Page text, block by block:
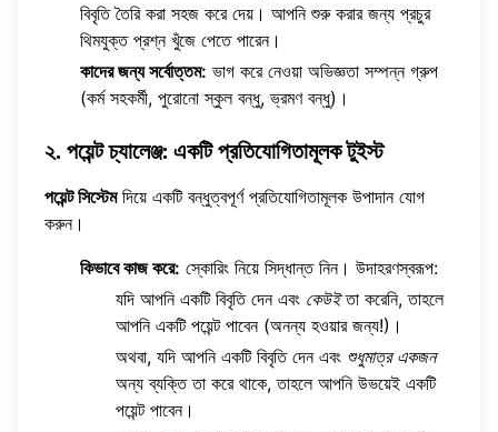
বিবৃতি তৈরি করা সহজ করে দেয়। আপনি শুরু করার জন্য প্রচুর
থিমযুক্ত প্রশ্নখুঁজে পেতে পারেন।
কাদের জন্য সর্বোত্তম: ভাগ করে নেওয়া অভিজ্ঞতা সম্পন্ন গ্রুপ
(কর্ম সহকর্মী, পুরোনো স্কুল বন্ধু, ভ্রমণ বন্ধু)।
২. পয়েন্ট চ্যালেঞ্জ: একটি প্রতিযোগিতামূলক টুইস্ট
পয়েন্ট সিস্টেমদিয়ে একটি বন্ধুত্বপূর্ণ প্রতিযোগিতামূলক উপাদান যোগ
করুন।
কিভাবে কাজ করে: স্কোরিং নিয়ে সিদ্ধান্ত নিন। উদাহরণস্বরূপ:
যদি আপনি একটি বিবৃতি দেন এবং কেউইতা করেনি, তাহলে
আপনি একটি পয়েন্ট পাবেন (অনন্য হওয়ার জন্য!)।
অথবা, যদি আপনি একটি বিবৃতি দেন এবং শুধুমাত্র একজন
অন্য ব্যক্তি তা করে থাকে, তাহলে আপনি উভয়েই একটি
পয়েন্ট পাবেন।